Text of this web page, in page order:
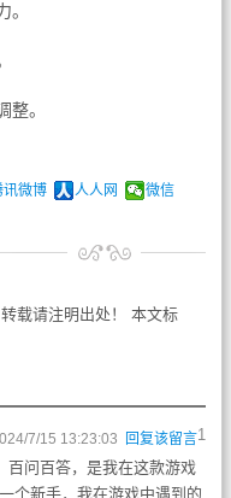
。
讯微博 人人网 微信
载请注明出处！ 本文标
1
7/15 13:23:03 回复该留言
百问百答，是我在这款游戏
个新手，我在游戏中遇到的